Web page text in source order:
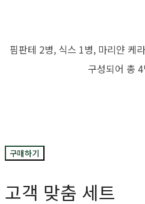
핌판테 2병, 식스 1병, 마리얀 케
구성되어 총
구매하기
고객 맞춤 세트